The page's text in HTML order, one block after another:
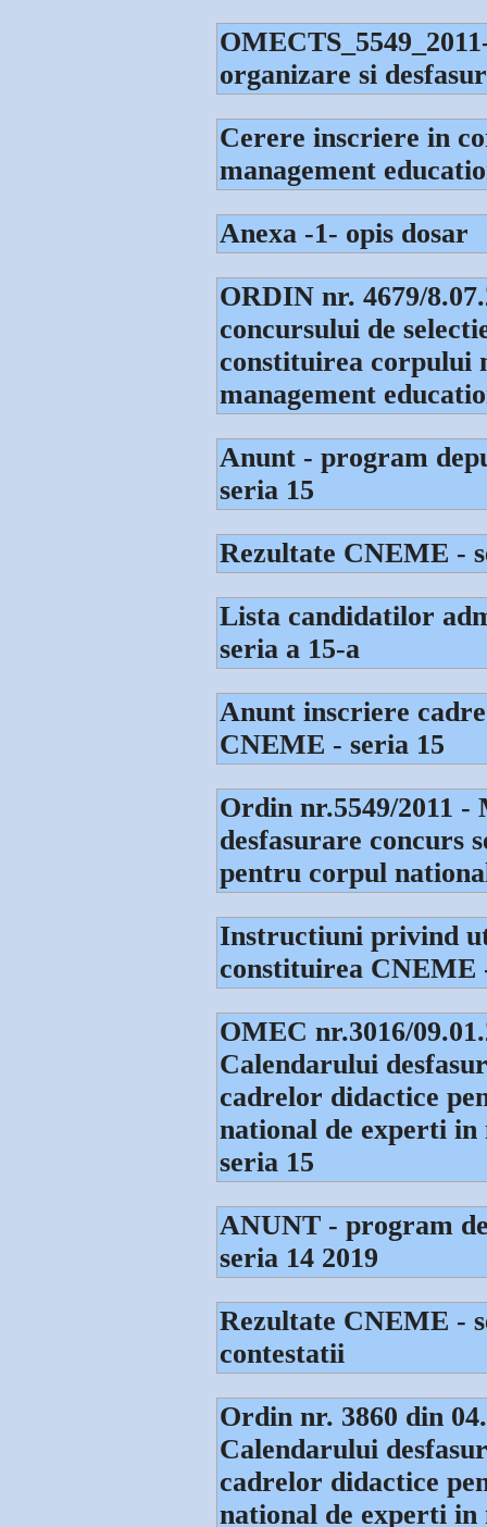
organizare si
Cerere inscriere in
management
Anexa -1- opis dosar
ORDIN nr. 4679/
concursului de
constituirea corpului
management
Anunt - program
seria 15
Rezultate CNEME -
Lista candidatilor
seria a 15-a
Anunt inscriere
CNEME - seria 15
Ordin nr.5549/2011 -
desfasurare concurs
pentru corpul
Instructiuni privind
constituirea CNEME
OMEC nr.3016/
Calendarului
cadrelor didactice
national de experti in
seria 15
ANUNT - program
seria 14 2019
Rezultate CNEME -
contestatii
Ordin nr. 3860 din
Calendarului
cadrelor didactice
national de experti in